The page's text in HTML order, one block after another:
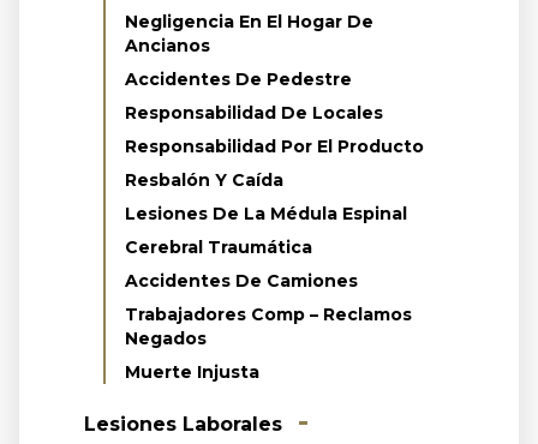
Negligencia En El Hogar De
Ancianos
Accidentes De Pedestre
Responsabilidad De Locales
Responsabilidad Por El Producto
Resbalón Y Caída
Lesiones De La Médula Espinal
Cerebral Traumática
Accidentes De Camiones
Trabajadores Comp – Reclamos
Negados
Muerte Injusta
Lesiones Laborales